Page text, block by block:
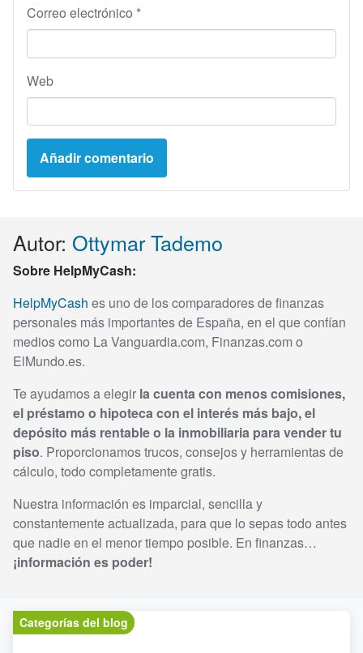
Correo electrónico *
Web
Autor: Ottymar Tademo
Sobre HelpMyCash:
HelpMyCash es uno de los comparadores de finanzas
personales más importantes de España, en el que confían
medios como La Vanguardia.com, Finanzas.com o
ElMundo.es.
Te ayudamos a elegir la cuenta con menos comisiones,
el préstamo o hipoteca con el interés más bajo, el
depósito más rentable o la inmobiliaria para vender tu
piso. Proporcionamos trucos, consejos y herramientas de
cálculo, todo completamente gratis.
Nuestra información es imparcial, sencilla y
constantemente actualizada, para que lo sepas todo antes
que nadie en el menor tiempo posible. En finanzas…
¡información es poder!
Categorías del blog